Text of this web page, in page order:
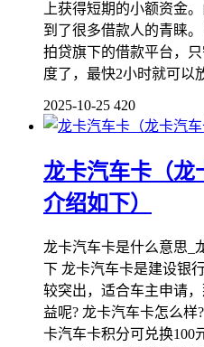
上获得短期的小额资金
到了很多借款人的青睐
拍贷旗下的借款平台，
度了，最快2小时就可以
2025-10-25 420
龙卡汽车卡（龙
介绍如下）
龙卡汽车卡是什么意思_
下 龙卡汽车卡是建设银
较突出，适合车主申请
益呢? 龙卡汽车卡怎么样
卡汽车卡积分可兑换100